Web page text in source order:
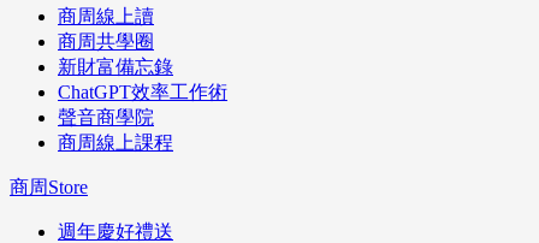
商周線上讀
商周共學圈
新財富備忘錄
ChatGPT效率工作術
聲音商學院
商周線上課程
商周Store
週年慶好禮送